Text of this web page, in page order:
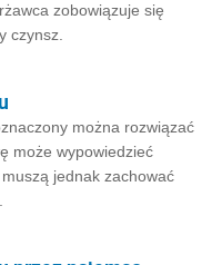
zobowiązuje się
czynsz.
można rozwiązać
może wypowiedzieć
jednak zachować